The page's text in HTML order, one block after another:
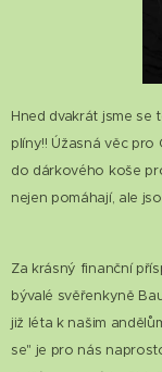
Hned dvakrát jsme se
plíny!! Úžasná věc pro
do dárkového koše
nejen pomáhají, ale
Za krásný finanční
bývalé svěřenkyně
již léta k našim
se" je pro nás